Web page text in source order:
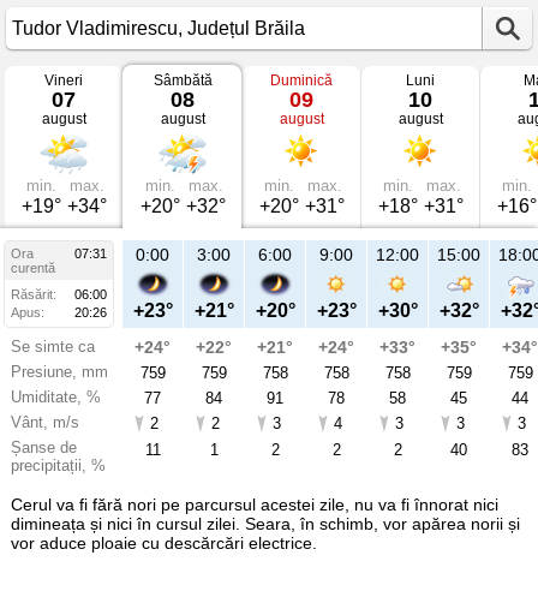
Vremea
Tudor
Vladimirescu
mâine
Județul
Brăila
Vineri
07
august
min.
+19°
max.
+34°
Sâmbătă
08
august
min.
+20°
max.
+32°
Duminică
09
august
min.
+20°
max.
+31°
Luni
10
august
min.
+18°
max.
+31°
min.
+16°
Ora
07:31
curentă
Răsărit:
06:00
Apus:
20:26
Se simte ca
Presiune, mm
Umiditate, %
Vânt, m/s
Șanse de
precipitații, %
21:00
+26°
+27°
759
62
2
24
Sâ
aug
0:00
+23°
+24°
759
77
2
11
3:00
+21°
+22°
759
84
2
1
6:00
+20°
+21°
758
91
3
2
9:00
+23°
+24°
758
78
4
2
12:00
+30°
+33°
758
58
3
2
15:00
+32°
+35°
759
45
3
40
+34°
759
44
3
83
Cerul va fi fără nori pe parcursul acestei zile, nu va fi înnorat nici
dimineața și nici în cursul zilei. Seara, în schimb, vor apărea norii și
vor aduce ploaie cu descărcări electrice.